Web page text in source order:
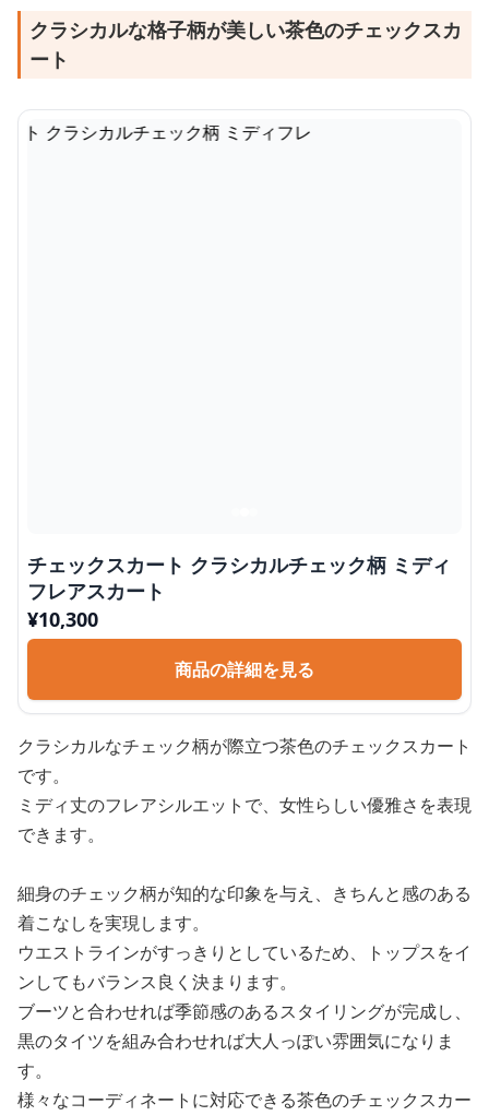
クラシカルな格子柄が美しい茶色のチェックスカ
ート
チェックスカート クラシカルチェック柄 ミディ
フレアスカート
¥10,300
商品の詳細を見る
クラシカルなチェック柄が際立つ茶色のチェックスカート
です。
ミディ丈のフレアシルエットで、女性らしい優雅さを表現
できます。
細身のチェック柄が知的な印象を与え、きちんと感のある
着こなしを実現します。
ウエストラインがすっきりとしているため、トップスをイ
ンしてもバランス良く決まります。
ブーツと合わせれば季節感のあるスタイリングが完成し、
黒のタイツを組み合わせれば大人っぽい雰囲気になりま
す。
様々なコーディネートに対応できる茶色のチェックスカー